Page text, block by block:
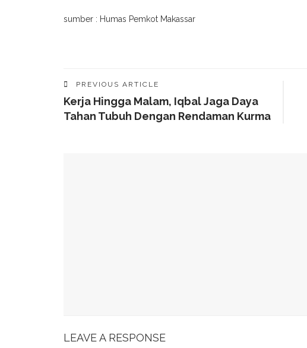
sumber : Humas Pemkot Makassar
PREVIOUS ARTICLE
Kerja Hingga Malam, Iqbal Jaga Daya
Tahan Tubuh Dengan Rendaman Kurma
LEAVE A RESPONSE